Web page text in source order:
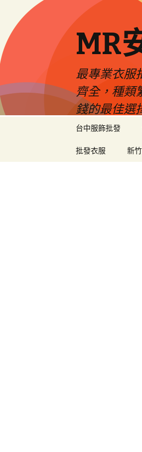
MR
最專業衣服
齊全，種類
錢的最佳選
台中服飾批發
批發衣服 新